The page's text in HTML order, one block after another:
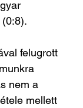
felugrott
nem a
mellett